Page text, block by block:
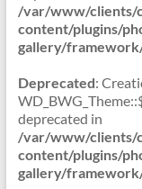
/var/www/clients/
content/plugins/
gallery/
Deprecated:
deprecated in
/var/www/clients/
content/plugins/
gallery/